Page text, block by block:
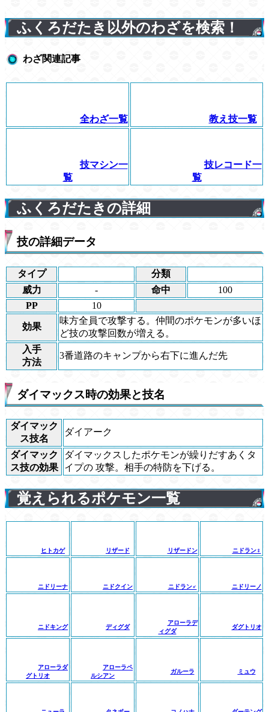
ふくろだたき以外のわざを検索！
わざ関連記事
全わざ一覧 教え技一覧
技マシン一
覧
技レコード一
覧
ふくろだたきの詳細
技の詳細データ
タイプ
分類
威力
- 命中
100
PP
10
効果
味方全員で攻撃する。仲間のポケモンが多いほ
ど技の攻撃回数が増える。
入手
方法
3番道路のキャンプから右下に進んだ先
ダイマックス時の効果と技名
ダイマック
ス技名
ダイアーク
ダイマック
ス技の効果
ダイマックスしたポケモンが繰りだすあくタ
イプの 攻撃。相手の特防を下げる。
覚えられるポケモン一覧
ヒトカゲ リザード リザードン ニドラン♀
ニドリーナ ニドクイン ニドラン♂ ニドリーノ
ニドキング ディグダ
アローラデ
ィグダ
ダグトリオ
アローラダ
グトリオ
アローラペ
ルシアン
ガルーラ ミュウ